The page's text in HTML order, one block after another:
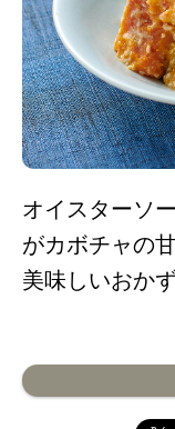
オイスターソ
がカボチャの
美味しいおか